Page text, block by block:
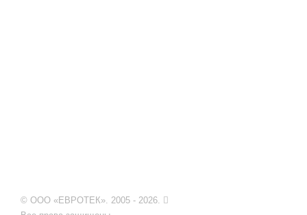
© ООО «ЕВРОТЕК». 2005 - 2026.